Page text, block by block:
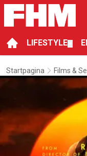
LIFESTYLE
Startpagina Films &